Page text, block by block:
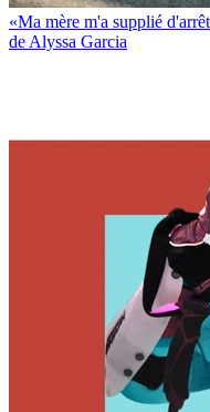
«Ma mère m'a supplié
de Alyssa Garcia